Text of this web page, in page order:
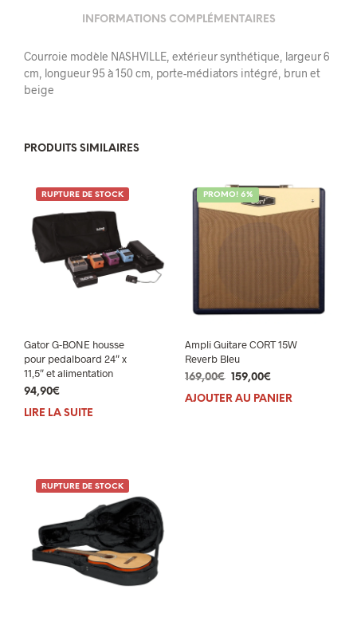
INFORMATIONS COMPLÉMENTAIRES
Courroie modèle NASHVILLE, extérieur synthétique, largeur 6
cm, longueur 95 à 150 cm, porte-médiators intégré, brun et
beige
PRODUITS SIMILAIRES
RUPTURE DE STOCK
Gator G-BONE housse
pour pedalboard 24″ x
11,5″ et alimentation
94,90€
LIRE LA SUITE
PROMO! 6%
Ampli Guitare CORT 15W
Reverb Bleu
169,00€ Le
prix
159,00€Le
prix
AJOUTER AU PANIER
RUPTURE DE STOCK